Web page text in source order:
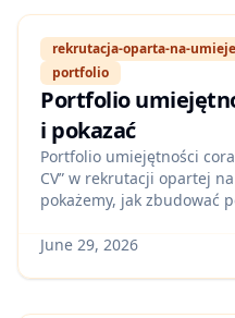
rekrutacja-oparta-na-
portfolio
Portfolio
i pokazać
Portfolio umiejętności
CV” w rekrutacji opartej
pokażemy, jak zbudować
rekruterom na LinkedIn
June 29, 2026